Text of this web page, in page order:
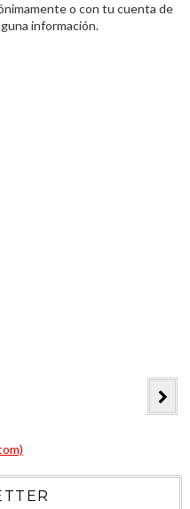
o con tu cuenta de
información.